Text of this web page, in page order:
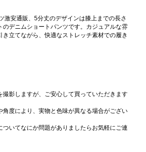
激安通販、5分丈のデザインは膝上までの長さ
のデニムショートパンツです。カジュアルな雰
き立てながら、快適なストレッチ素材での履き
撮影しますが、ご安心して買っていただきます
度により、実物と色味が異なる場合がござい
ついてなにか問題がありましたらお気軽にご連